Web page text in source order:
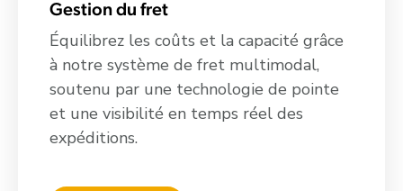
Gestion du fret
Équilibrez les coûts et la capacité grâce
à notre système de fret multimodal,
soutenu par une technologie de pointe
et une visibilité en temps réel des
expéditions.